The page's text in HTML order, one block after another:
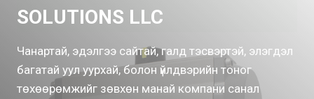
SOLUTIONS LLC
Чанартай, эдэлгээ сайтай, галд тэсвэртэй, элэгдэл
багатай уул уурхай, болон үйлдвэрийн тоног
төхөөрөмжийг зөвхөн манай компани санал